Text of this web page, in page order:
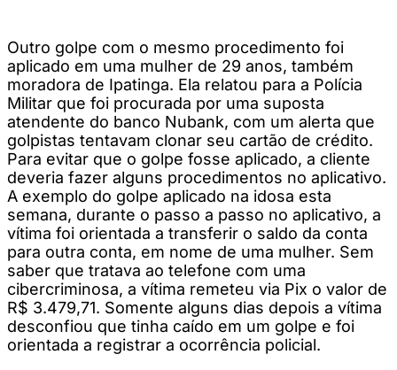
Outro golpe com o mesmo procedimento foi
aplicado em uma mulher de 29 anos, também
moradora de Ipatinga. Ela relatou para a Polícia
Militar que foi procurada por uma suposta
atendente do banco Nubank, com um alerta que
golpistas tentavam clonar seu cartão de crédito.
Para evitar que o golpe fosse aplicado, a cliente
deveria fazer alguns procedimentos no aplicativo.
A exemplo do golpe aplicado na idosa esta
semana, durante o passo a passo no aplicativo, a
vítima foi orientada a transferir o saldo da conta
para outra conta, em nome de uma mulher. Sem
saber que tratava ao telefone com uma
cibercriminosa, a vítima remeteu via Pix o valor de
R$ 3.479,71. Somente alguns dias depois a vítima
desconfiou que tinha caído em um golpe e foi
orientada a registrar a ocorrência policial.